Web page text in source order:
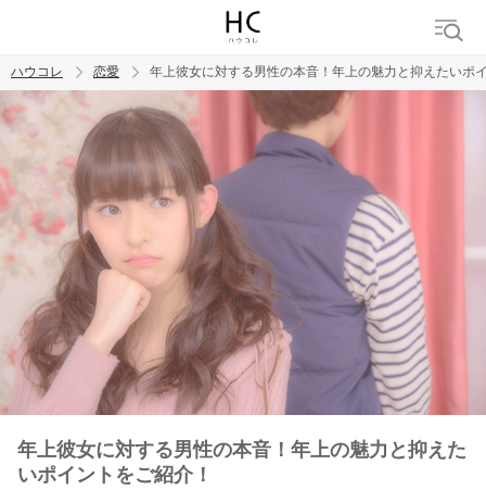
トレンド ワード
恋愛
ハウコレ 恋愛 年上彼女に対する男性の本音！年上の魅力と抑えたいポ
年上彼女に対する男性の本音！年上の魅力と抑えた
いポイントをご紹介！